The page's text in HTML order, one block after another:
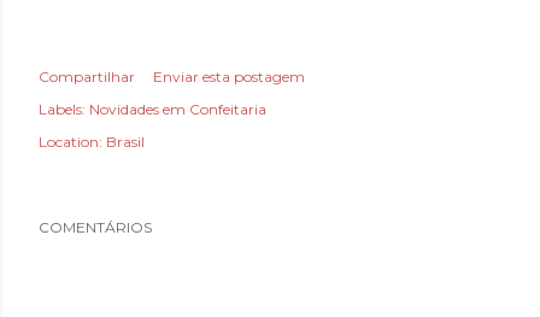
Compartilhar
Enviar esta postagem
Labels: Novidades em Confeitaria
Location: Brasil
COMENTÁRIOS